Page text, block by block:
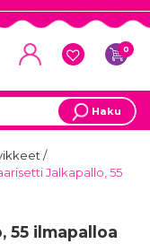
0
Haku
/
Jalkapallo, 55
55 ilmapalloa